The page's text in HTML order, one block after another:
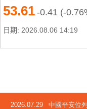
2026.07.29
中國平安位列